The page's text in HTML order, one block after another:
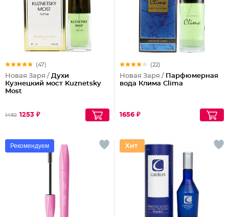
(47)
Новая Заря / Духи
Кузнецкий мост Kuznetsky
Most
1492 1253 ₽
(22)
Новая Заря / Парфюмерная
вода Клима Clima
1656 ₽
Рекомендуем